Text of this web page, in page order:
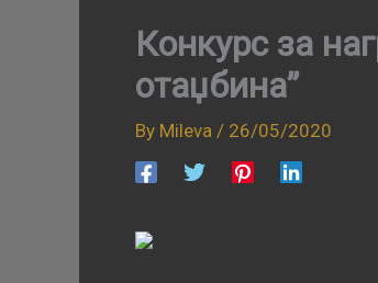
Конкурс за
отаџбина”
By Mileva / 26/05/2020